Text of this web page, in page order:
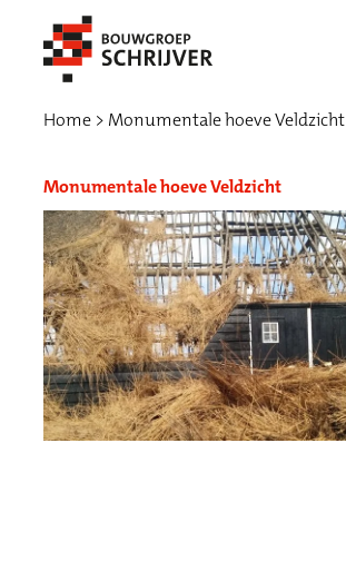
Werken bij
Home Monumentale hoeve Veldzicht
Monumentale hoeve Veldzicht